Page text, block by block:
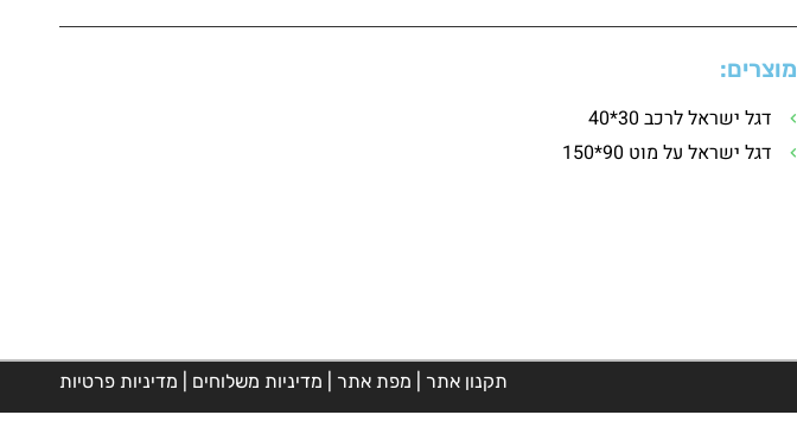
מוצרים:
דגל ישראל לרכב 30*40
דגל ישראל על מוט 90*150
תקנון אתר מפת אתר מדיניות משלוחים מדיניות פרטיות